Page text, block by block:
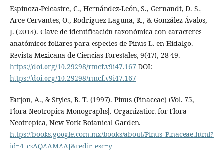
Espinoza-Pelcastre, C., Hernández-León, S., Gernandt, D. S.,
Arce-Cervantes, O., Rodríguez-Laguna, R., & González-Ávalos,
J. (2018). Clave de identificación taxonómica con caracteres
anatómicos foliares para especies de Pinus L. en Hidalgo.
Revista Mexicana de Ciencias Forestales, 9(47), 28-49.
https://doi.org/10.29298/rmcf.v9i47.167 DOI:
https://doi.org/10.29298/rmcf.v9i47.167
Farjon, A., & Styles, B. T. (1997). Pinus (Pinaceae) (Vol. 75,
Flora Neotropica Monographs]. Organization for Flora
Neotropica, New York Botanical Garden.
https://books.google.com.mx/books/about/Pinus_Pinaceae.html?
id=4_csAQAAMAAJ&redir_esc=y